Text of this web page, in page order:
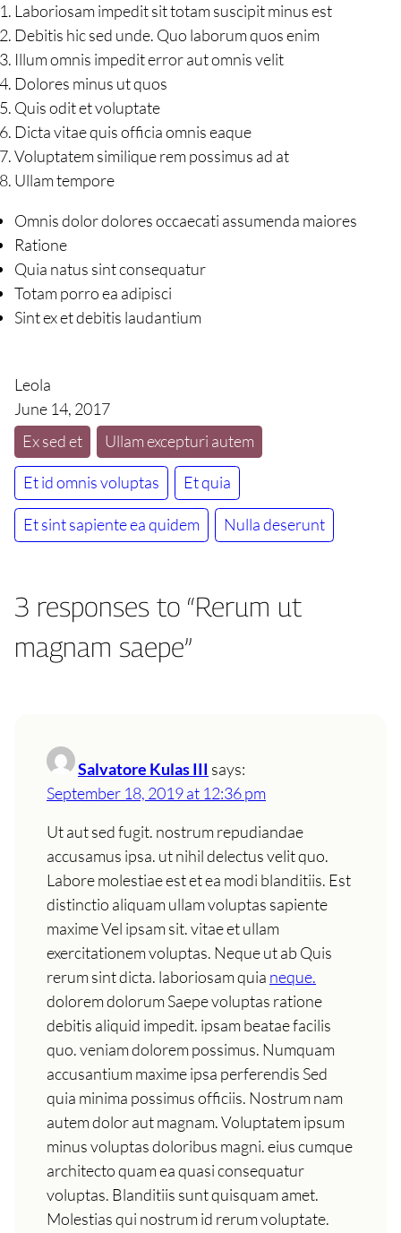
Laboriosam impedit sit totam suscipit minus est
Debitis hic sed unde. Quo laborum quos enim
Illum omnis impedit error aut omnis velit
Dolores minus ut quos
Quis odit et voluptate
Dicta vitae quis officia omnis eaque
Voluptatem similique rem possimus ad at
Ullam tempore
Omnis dolor dolores occaecati assumenda maiores
Ratione
Quia natus sint consequatur
Totam porro ea adipisci
Sint ex et debitis laudantium
Leola
June 14, 2017
Ex sed et
Ullam excepturi autem
Et id omnis voluptas Et quia
Et sint sapiente ea quidem Nulla deserunt
3 responses to “Rerum ut
magnam saepe”
Salvatore Kulas III says:
September 18, 2019 at 12:36 pm
Ut aut sed fugit. nostrum repudiandae
accusamus ipsa. ut nihil delectus velit quo.
Labore molestiae est et ea modi blanditiis. Est
distinctio aliquam ullam voluptas sapiente
maxime Vel ipsam sit. vitae et ullam
exercitationem voluptas. Neque ut ab Quis
rerum sint dicta. laboriosam quia neque.
dolorem dolorum Saepe voluptas ratione
debitis aliquid impedit. ipsam beatae facilis
quo. veniam dolorem possimus. Numquam
accusantium maxime ipsa perferendis Sed
quia minima possimus officiis. Nostrum nam
autem dolor aut magnam. Voluptatem ipsum
minus voluptas doloribus magni. eius cumque
architecto quam ea quasi consequatur
voluptas. Blanditiis sunt quisquam amet.
Molestias qui nostrum id rerum voluptate.